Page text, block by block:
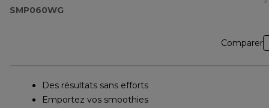
SMP060WG
Comparer
Des résultats sans efforts
Emportez vos smoothies